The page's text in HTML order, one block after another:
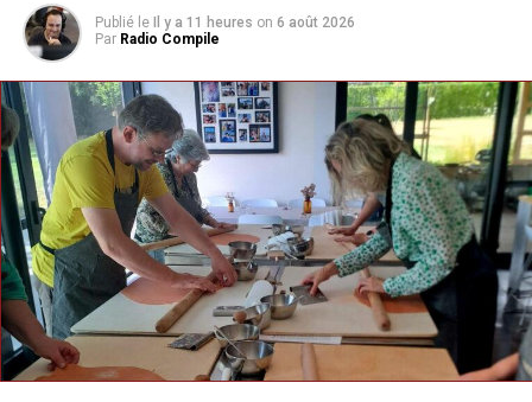
Publié le Il y a 11 heures on 6 août 2026
Par Radio Compile